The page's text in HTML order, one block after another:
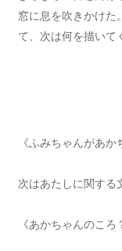
窓に息を吹きかけた
て、次は何を描いて
《ふみちゃんがあ
次はあたしに関する
《あかちゃんのころ